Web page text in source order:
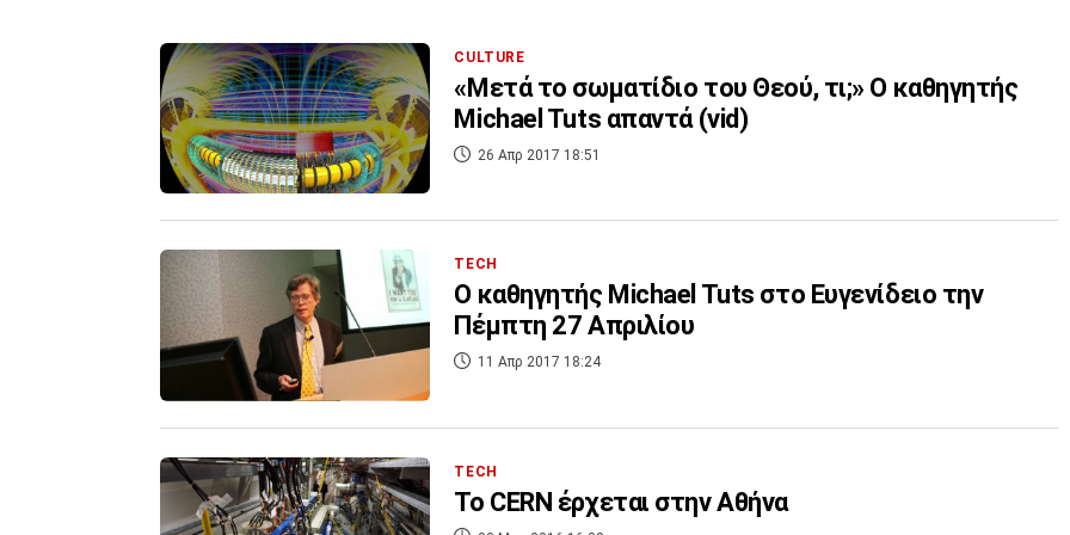
CULTURE
«Μετά το σωματίδιο του Θεού, τι;» Ο καθηγητής
Michael Tuts απαντά (vid)
26 Απρ 2017 18:51
TECH
Ο καθηγητής Michael Tuts στο Ευγενίδειο την
Πέμπτη 27 Απριλίου
11 Απρ 2017 18:24
TECH
Το CERN έρχεται στην Αθήνα